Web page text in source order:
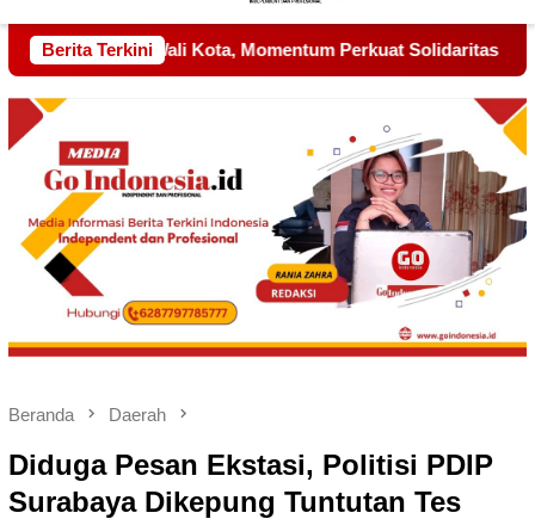
Mobile
Berita Terkini
Solidaritas AMSBP Minta Kejaksaan Buka
Beranda Daerah
Diduga Pesan Ekstasi, Politisi PDIP
Surabaya Dikepung Tuntutan Tes